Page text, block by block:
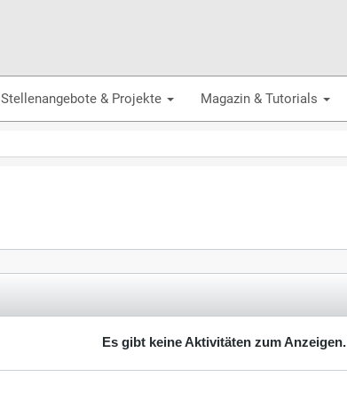
Stellenangebote & Projekte Magazin & Tutorials
Es gibt keine Aktivitäten zum Anzeigen.